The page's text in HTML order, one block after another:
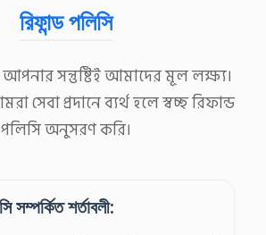
রিফান্ড পলিসি
সন্তুষ্টিই আমাদের মূল লক্ষ্য।
সেবা প্রদানে ব্যর্থ হলে স্বচ্ছ রিফান্ড
পলিসি অনুসরণ করি।
সম্পর্কিত শর্তাবলী: